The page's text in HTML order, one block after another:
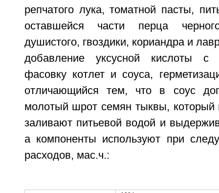
репчатого лука, томатной пасты,
оставшейся части перца
душистого, гвоздики, кориандра и
добавление уксусной кислоты с
фасовку котлет и соуса,
отличающийся тем, что в соус
молотый шрот семян тыквы,
заливают питьевой водой и
а компоненты используют при
расходов, мас.ч.: